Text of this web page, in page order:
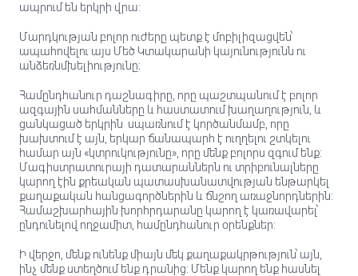
ապրում են երկրի վրա:
Մարդկության բոլոր ուժերը պետք է մոբիլիզացվեն՝
ապահովելու այս Մեծ Կտակարանի կայունությունն ու
անձեռնմխելիությունը։
Համընդհանուր դաշնագիրը, որը պաշտպանում է բոլոր
ազգային սահմանները և հաստատում խաղաղություն, և
ցանկացած երկրին սպառնում է կործանմամբ, որը
խախտում է այն, երկար ճանապարհ է ուղղելու շտկելու
համար այն «կտրուկությունը», որը մենք բոլորս զգում ենք:
Մագիստրատուրայի դատարաններն ու տրիբունալները
կարող էին քրեական պատասխանատվության ենթարկել
քաղաքական հանցագործներին և ճնշող առաջնորդներին:
Համաշխարհային խորհրդարանը կարող է կառավարել՝
ընդունելով ողջամիտ, համընդհանուր օրենքներ:
Ի վերջո, մենք ունենք միայն մեկ քաղաքակրթություն՝ այն,
ինչ մենք ստեղծում ենք դրանից: Մենք կարող ենք հասնել